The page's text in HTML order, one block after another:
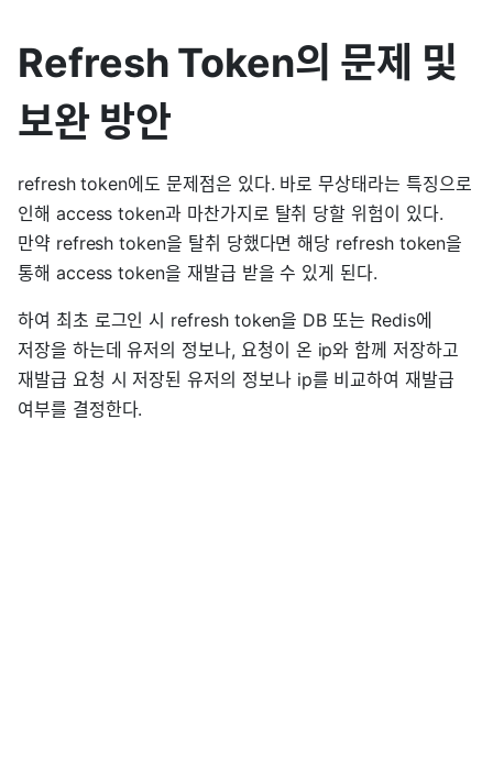
Refresh Token의 문제 및
보완 방안
refresh token에도 문제점은 있다. 바로 무상태라는 특징으로
인해 access token과 마찬가지로 탈취 당할 위험이 있다.
만약 refresh token을 탈취 당했다면 해당 refresh token을
통해 access token을 재발급 받을 수 있게 된다.
하여 최초 로그인 시 refresh token을 DB 또는 Redis에
저장을 하는데 유저의 정보나, 요청이 온 ip와 함께 저장하고
재발급 요청 시 저장된 유저의 정보나 ip를 비교하여 재발급
여부를 결정한다.